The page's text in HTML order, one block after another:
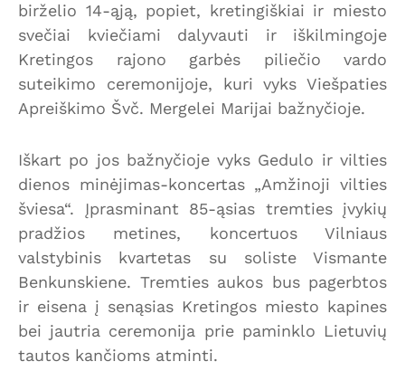
birželio 14-ąją, popiet, kretingiškiai ir miesto
svečiai kviečiami dalyvauti ir iškilmingoje
Kretingos rajono garbės piliečio vardo
suteikimo ceremonijoje, kuri vyks Viešpaties
Apreiškimo Švč. Mergelei Marijai bažnyčioje.
Iškart po jos bažnyčioje vyks Gedulo ir vilties
dienos minėjimas-koncertas „Amžinoji vilties
šviesa“. Įprasminant 85-ąsias tremties įvykių
pradžios metines, koncertuos Vilniaus
valstybinis kvartetas su soliste Vismante
Benkunskiene. Tremties aukos bus pagerbtos
ir eisena į senąsias Kretingos miesto kapines
bei jautria ceremonija prie paminklo Lietuvių
tautos kančioms atminti.